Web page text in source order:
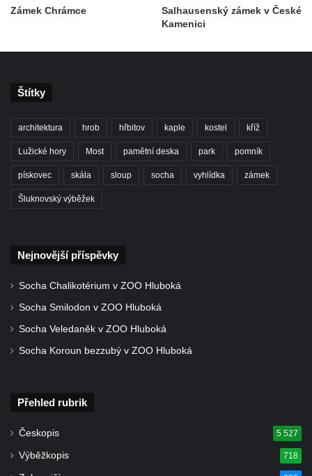
Zámek Chrámce
Salhausenský zámek v České
Kamenici
Štítky
architektura hrob hřbitov kaple kostel kříž
Lužické hory Most pamětní deska park pomník
pískovec skála sloup socha vyhlídka zámek
Šluknovský výběžek
Nejnovější příspěvky
Socha Chalikotérium v ZOO Hluboká
Socha Smilodon v ZOO Hluboká
Socha Veledaněk v ZOO Hluboká
Socha Koroun bezzubý v ZOO Hluboká
Přehled rubrik
Českopis 5 527
Výběžkopis 718